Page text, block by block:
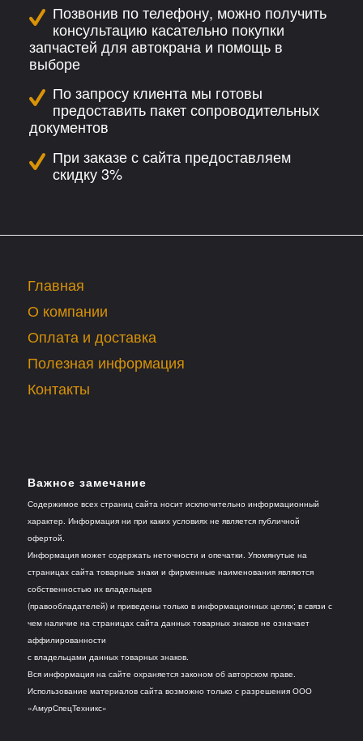
Позвонив по телефону, можно получить
консультацию касательно покупки
запчастей для автокрана и помощь в
выборе
По запросу клиента мы готовы
предоставить пакет сопроводительных
документов
При заказе с сайта предоставляем
скидку 3%
Главная
О компании
Оплата и доставка
Полезная информация
Контакты
Важное замечание
Содержимое всех страниц сайта носит исключительно информационный
характер. Информация ни при каких условиях не является публичной
офертой.
Информация может содержать неточности и опечатки. Упомянутые на
страницах сайта товарные знаки и фирменные наименования являются
собственностью их владельцев
(правообладателей) и приведены только в информационных целях; в связи с
чем наличие на страницах сайта данных товарных знаков не означает
аффилированности
с владельцами данных товарных знаков.
Вся информация на сайте охраняется законом об авторском праве.
Использование материалов сайта возможно только с разрешения ООО
«АмурСпецТехникс»